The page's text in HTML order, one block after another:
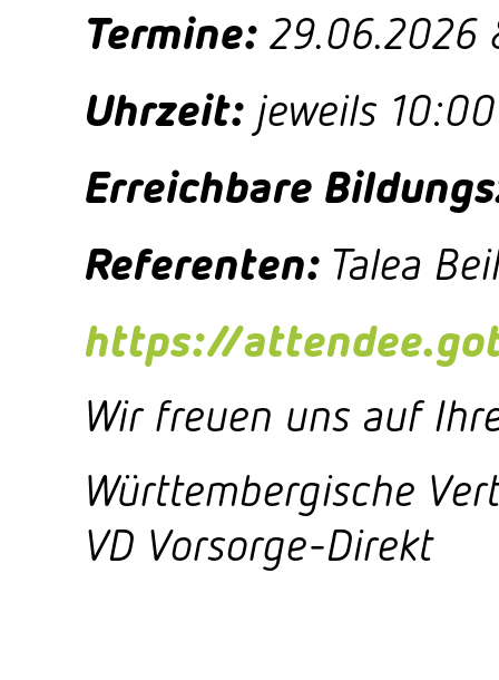
Termine: 29.06.2026
Uhrzeit: jeweils
Erreichbare
Referenten: Talea
https://
Wir freuen uns auf
Württembergische
VD Vorsorge-Direkt